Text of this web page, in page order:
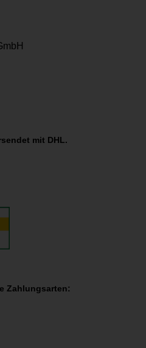
mit DHL.
Zahlungsarten: